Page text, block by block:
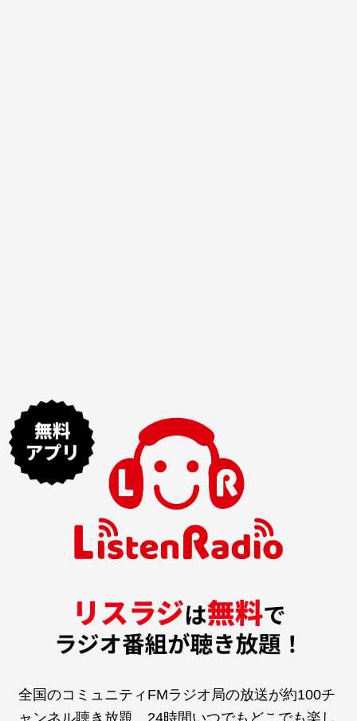
全国のコミュニティFMラジオ局の放送が約100チ
ャンネル聴き放題。24時間いつでもどこでも楽し